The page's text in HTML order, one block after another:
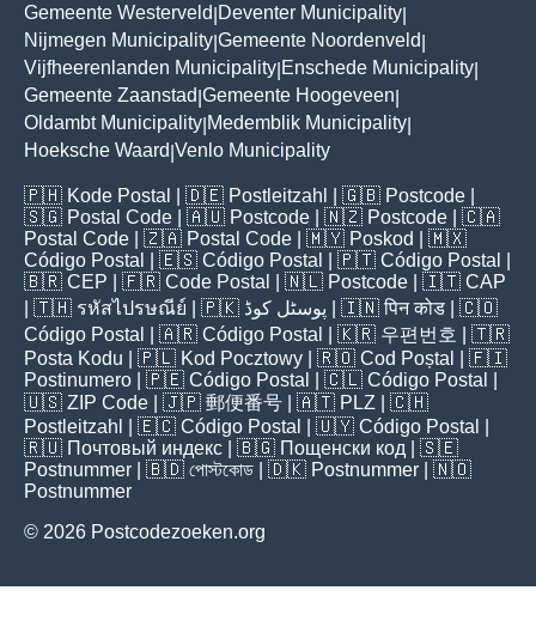
Gemeente Westerveld Deventer Municipality
Nijmegen Municipality Gemeente Noordenveld
Vijfheerenlanden Municipality Enschede Municipality
Gemeente Zaanstad Gemeente Hoogeveen
Oldambt Municipality Medemblik Municipality
Hoeksche Waard Venlo Municipality
🇵🇭 Kode Postal | 🇩🇪 Postleitzahl | 🇬🇧 Postcode
🇸🇬 Postal Code | 🇦🇺 Postcode | 🇳🇿 Postcode | 🇨🇦
Postal Code | 🇿🇦 Postal Code | 🇲🇾 Poskod
| 🇲🇽
Código Postal
| 🇪🇸 Código Postal | 🇵🇹 Código Postal
🇧🇷 CEP | 🇫🇷 Code Postal | 🇳🇱 Postcode | 🇮🇹 CAP
| 🇹🇭 รหัสไปรษณีย์ | 🇵🇰 پوسٹل کوڈ | 🇮🇳पिन कोड | 🇨🇴
Código Postal
| 🇦🇷 Código Postal | 🇰🇷 우편번호
| 🇹🇷
Posta Kodu | 🇵🇱 Kod Pocztowy | 🇷🇴 Cod Poștal
| 🇫🇮
Postinumero | 🇵🇪 Código Postal | 🇨🇱 Código Postal
🇺🇸 ZIP Code | 🇯🇵 郵便番号 | 🇦🇹 PLZ | 🇨🇭
Postleitzahl
| 🇪🇨 Código Postal | 🇺🇾 Código Postal
🇷🇺 Почтовый индекс | 🇧🇬 Пощенски код | 🇸🇪
Postnummer | 🇧🇩 পোস্টকোড | 🇩🇰 Postnummer | 🇳🇴
Postnummer
© 2026 Postcodezoeken.org